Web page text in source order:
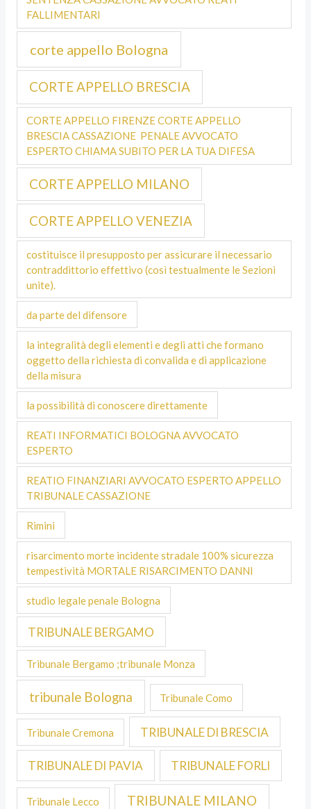
FALLIMENTARI
corte appello Bologna
CORTE APPELLO BRESCIA
CORTE APPELLO FIRENZE CORTE APPELLO
BRESCIA CASSAZIONE PENALE AVVOCATO
ESPERTO CHIAMA SUBITO PER LA TUA DIFESA
CORTE APPELLO MILANO
CORTE APPELLO VENEZIA
costituisce il presupposto per assicurare il necessario
contraddittorio effettivo (così testualmente le Sezioni
unite).
da parte del difensore
la integralità degli elementi e degli atti che formano
oggetto della richiesta di convalida e di applicazione
della misura
la possibilità di conoscere direttamente
REATI INFORMATICI BOLOGNA AVVOCATO
ESPERTO
REATIO FINANZIARI AVVOCATO ESPERTO APPELLO
TRIBUNALE CASSAZIONE
Rimini
risarcimento morte incidente stradale 100% sicurezza
tempestività MORTALE RISARCIMENTO DANNI
studio legale penale Bologna
TRIBUNALE BERGAMO
Tribunale Bergamo ;tribunale Monza
tribunale Bologna Tribunale Como
Tribunale Cremona TRIBUNALE DI BRESCIA
TRIBUNALE DI PAVIA TRIBUNALE FORLI
Tribunale Lecco TRIBUNALE MILANO